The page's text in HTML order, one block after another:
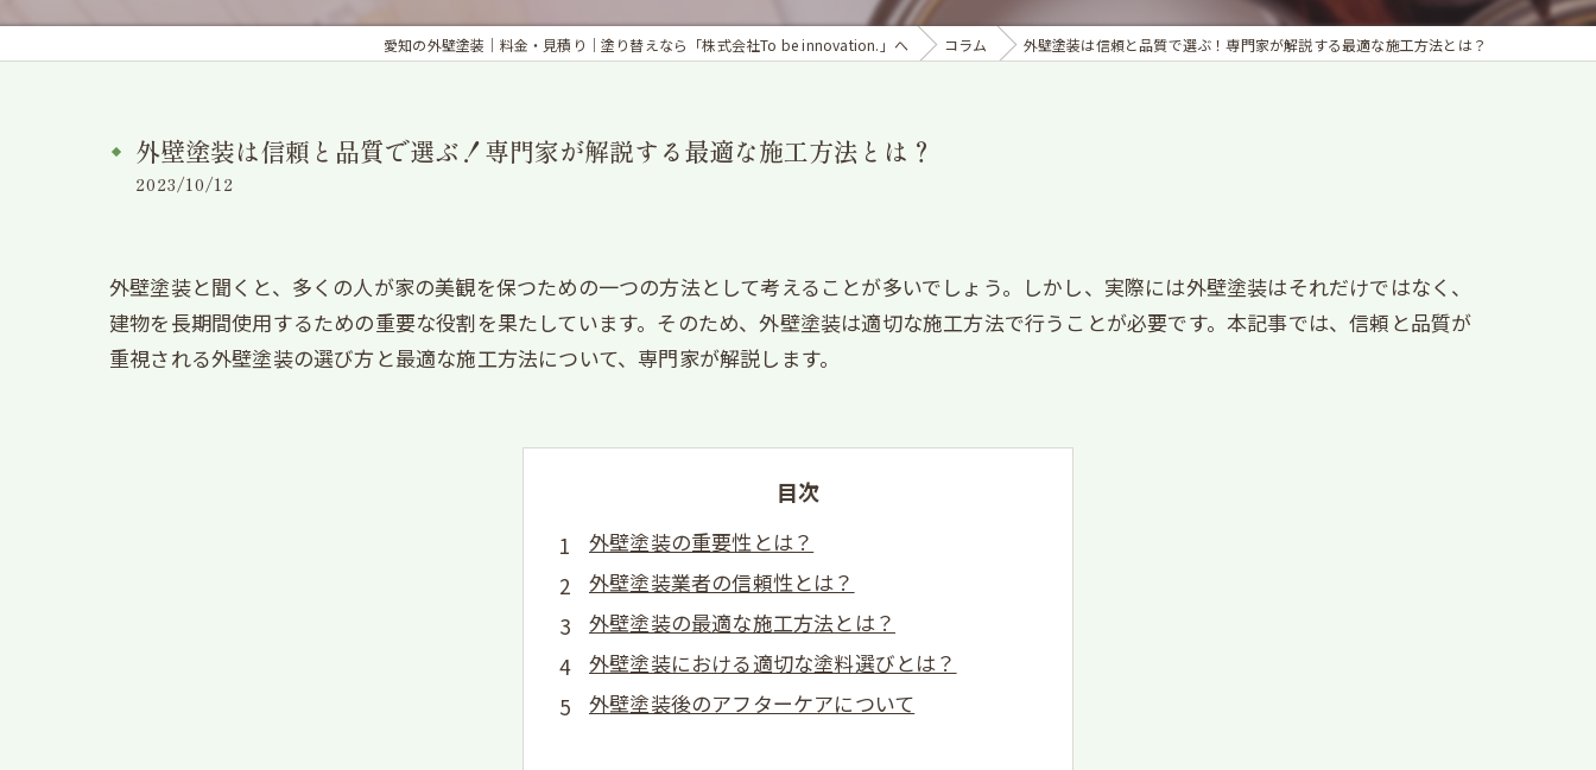
愛知の外壁塗装｜料金・見積り｜塗り替えなら「株式会社To be innovation.」へ コラム 外壁塗装は信頼と品質で選ぶ！専門家が解説する最適な施工方法とは？
外壁塗装は信頼と品質で選ぶ！専門家が解説する最適な施工方法とは？
2023/10/12
外壁塗装と聞くと、多くの人が家の美観を保つための一つの方法として考えることが多いでしょう。しかし、実際には外壁塗装はそれだけではなく、
建物を長期間使用するための重要な役割を果たしています。そのため、外壁塗装は適切な施工方法で行うことが必要です。本記事では、信頼と品質が
重視される外壁塗装の選び方と最適な施工方法について、専門家が解説します。
目次
外壁塗装の重要性とは？
外壁塗装業者の信頼性とは？
外壁塗装の最適な施工方法とは？
外壁塗装における適切な塗料選びとは？
外壁塗装後のアフターケアについて